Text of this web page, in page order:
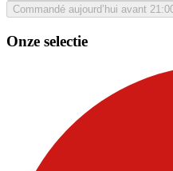
Commandé aujourd’hui avant
Onze selectie